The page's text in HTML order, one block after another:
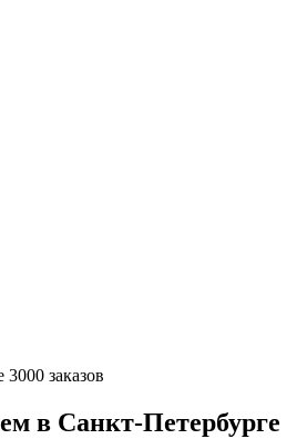
заказов
в Санкт-Петербурге